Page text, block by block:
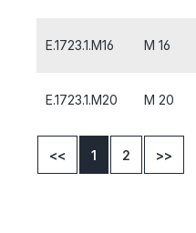
E.1723.1.M16 M 16
E.1723.1.M20 M 20
<< 1 2 >>